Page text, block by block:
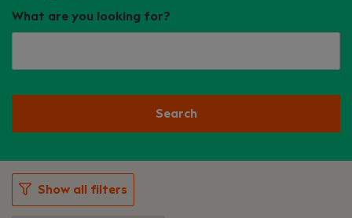
What are you looking for?
Search
Show all filters